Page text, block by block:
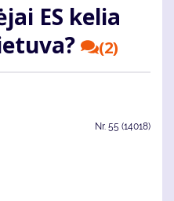
ES kelia
(2)
Nr. 55 (14018)